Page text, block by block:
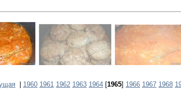
1960 1961 1962 1963 1964 [1965] 1966 1967 1968